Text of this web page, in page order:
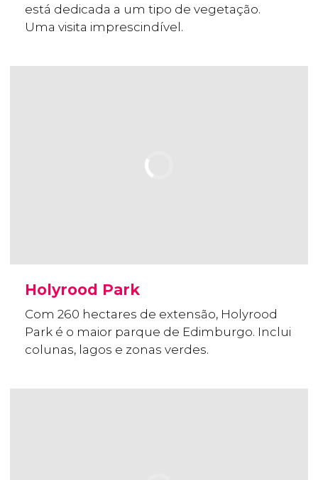
está dedicada a um tipo de vegetação.
Uma visita imprescindível.
Holyrood Park
Com 260 hectares de extensão, Holyrood
Park é o maior parque de Edimburgo. Inclui
colunas, lagos e zonas verdes.